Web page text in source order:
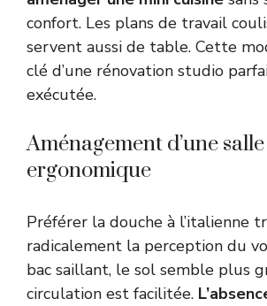
confort. Les plans de travail
servent aussi de table. Cette
clé d’une rénovation studio
exécutée.
Aménagement d’une salle
ergonomique
Préférer la douche à l’italienne
radicalement la perception du
bac saillant, le sol semble plus
circulation est facilitée.